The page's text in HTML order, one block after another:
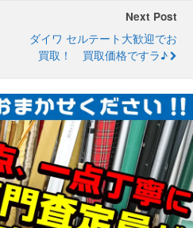
Next Post
ダイワ セルテート大歓迎でお
買取！ 買取価格ですラ♪